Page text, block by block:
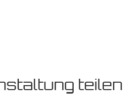
teilen